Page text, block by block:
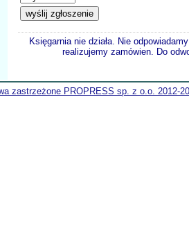
Księgarnia nie działa. Nie
realizujemy zamówien. Do
zastrzeżone PROPRESS sp. z o.o. 2012-